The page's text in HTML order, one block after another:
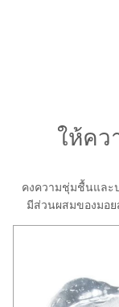
ให้คว
คงความชุ่มชื้นและ
มีส่วนผสมของมอย